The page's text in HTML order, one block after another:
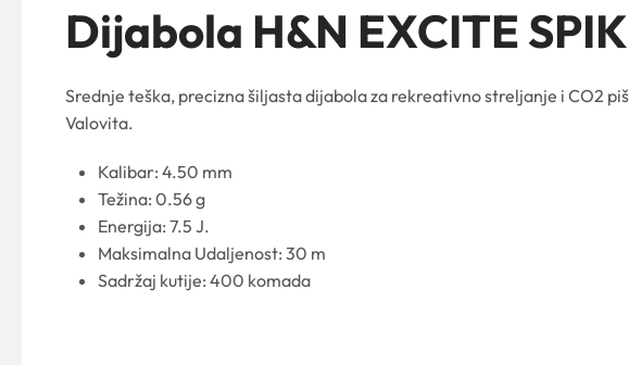
Dijabola H&N EXCITE
Srednje teška, precizna šiljasta dijabola za rekreativno streljanje i CO2
Valovita.
Kalibar: 4.50 mm
Težina: 0.56 g
Energija: 7.5 J.
Maksimalna Udaljenost: 30 m
Sadržaj kutije: 400 komada